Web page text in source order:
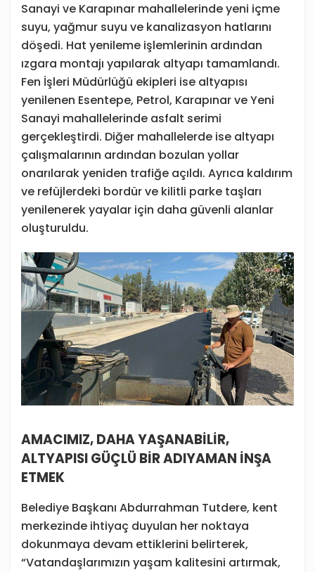
Sanayi ve Karapınar mahallelerinde yeni içme
suyu, yağmur suyu ve kanalizasyon hatlarını
döşedi. Hat yenileme işlemlerinin ardından
ızgara montajı yapılarak altyapı tamamlandı.
Fen İşleri Müdürlüğü ekipleri ise altyapısı
yenilenen Esentepe, Petrol, Karapınar ve Yeni
Sanayi mahallelerinde asfalt serimi
gerçekleştirdi. Diğer mahallelerde ise altyapı
çalışmalarının ardından bozulan yollar
onarılarak yeniden trafiğe açıldı. Ayrıca kaldırım
ve refüjlerdeki bordür ve kilitli parke taşları
yenilenerek yayalar için daha güvenli alanlar
oluşturuldu.
AMACIMIZ, DAHA YAŞANABİLİR,
ALTYAPISI GÜÇLÜ BİR ADIYAMAN İNŞA
ETMEK
Belediye Başkanı Abdurrahman Tutdere, kent
merkezinde ihtiyaç duyulan her noktaya
dokunmaya devam ettiklerini belirterek,
“Vatandaşlarımızın yaşam kalitesini artırmak,